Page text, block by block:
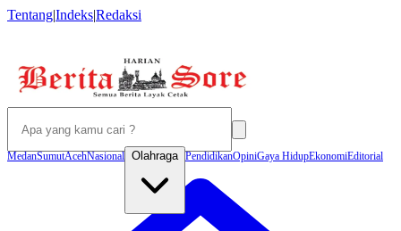
Tentang|Indeks|Redaksi
MedanSumutAcehNasional Olahraga PendidikanOpiniGaya HidupEkonomiEditorial